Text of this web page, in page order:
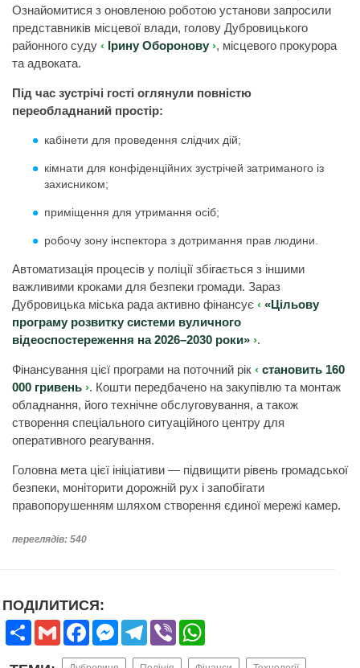
Ознайомитися з оновленою роботою установи запросили
представників місцевої влади, голову Дубровицького
районного суду
Ірину Оборонову , місцевого прокурора
та адвоката.
Під час зустрічі гості оглянули повністю
переобладнаний простір:
кабінети для проведення слідчих дій;
кімнати для конфіденційних зустрічей затриманого із
захисником;
приміщення для утримання осіб;
робочу зону інспектора з дотримання прав людини.
Автоматизація процесів у поліції збігається з іншими
важливими кроками для безпеки громади. Зараз
Дубровицька міська рада активно фінансує
«Цільову
програму розвитку системи вуличного
відеоспостереження на 2026–2030 роки» .
Фінансування цієї програми на поточний рік
становить 160
000 гривень . Кошти передбачено на закупівлю та монтаж
обладнання, його технічне обслуговування, а також
створення спеціального ситуаційного центру для
оперативного реагування.
Головна мета цієї ініціативи — підвищити рівень громадської
безпеки, моніторити дорожній рух і запобігати
правопорушенням шляхом створення єдиної мережі камер.
переглядів: 540
ПОДІЛИТИСЯ:
Share Gmail FacebookMessengerTelegram
Viber